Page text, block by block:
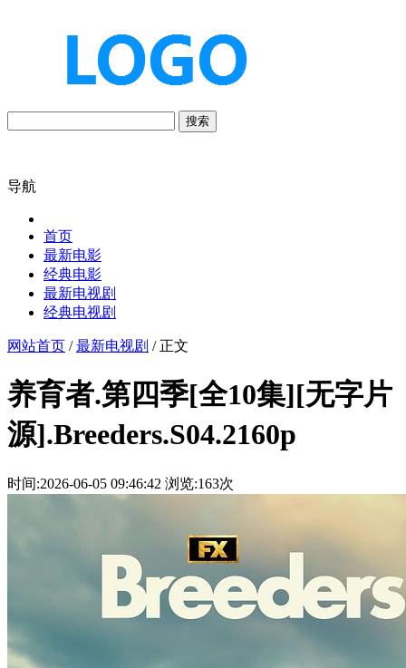
搜索
导航
首页
最新电影
经典电影
最新电视剧
经典电视剧
网站首页 /最新电视剧 / 正文
养育者.第四季[全10集][无字片
源].Breeders.S04.2160p
时间:2026-06-05 09:46:42 浏览:163次